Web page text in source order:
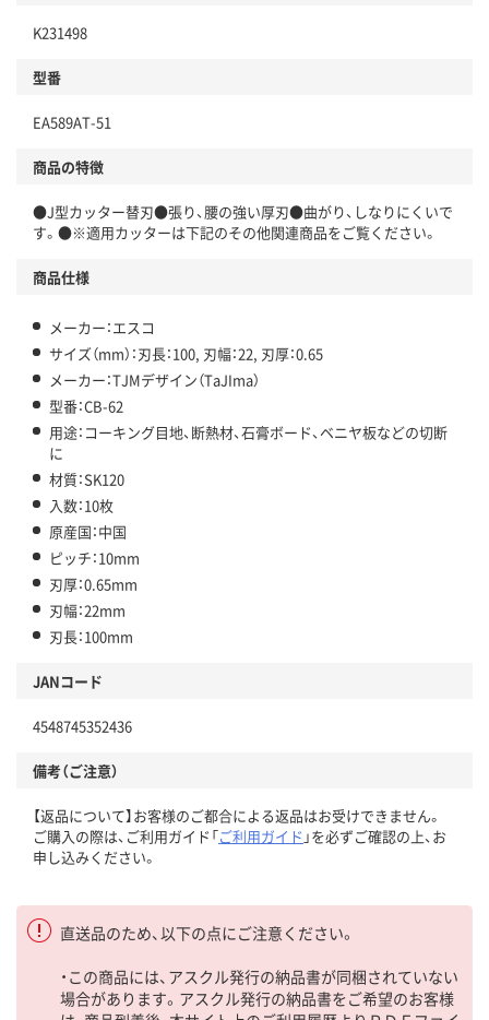
K231498
型番
EA589AT-51
商品の特徴
●J型カッター替刃●張り、腰の強い厚刃●曲がり、しなりにくいで
す。●※適用カッターは下記のその他関連商品をご覧ください。
商品仕様
メーカー：エスコ
サイズ（mm）：刃長：100, 刃幅：22, 刃厚：0.65
メーカー：TJMデザイン（TaJIma）
型番：CB-62
用途：コーキング目地、断熱材、石膏ボード、ベニヤ板などの切断
に
材質：SK120
入数：10枚
原産国：中国
ピッチ：10mm
刃厚：0.65mm
刃幅：22mm
刃長：100mm
JANコード
4548745352436
備考（ご注意）
【返品について】お客様のご都合による返品はお受けできません。
ご購入の際は、ご利用ガイド「ご利用ガイド 」を必ずご確認の上、お
申し込みください。
直送品のため、以下の点にご注意ください。
・この商品には、アスクル発行の納品書が同梱されていない
場合があります。アスクル発行の納品書をご希望のお客様